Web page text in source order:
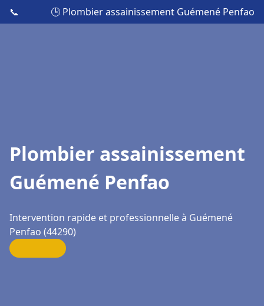
📞 🕒 Plombier assainissement Guémené Penfao
Plombier assainissement
Guémené Penfao
Intervention rapide et professionnelle à Guémené
Penfao (44290)